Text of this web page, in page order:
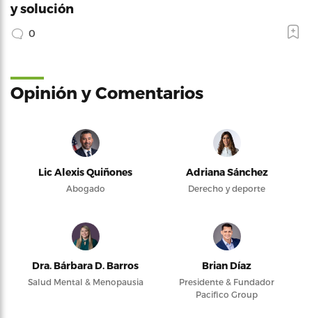
y solución
0
Opinión y Comentarios
Lic Alexis Quiñones
Abogado
Adriana Sánchez
Derecho y deporte
Dra. Bárbara D. Barros
Salud Mental & Menopausia
Brian Díaz
Presidente & Fundador
Pacifico Group